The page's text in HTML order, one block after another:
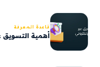
قاعدة المعرفة
أهمية التسويق